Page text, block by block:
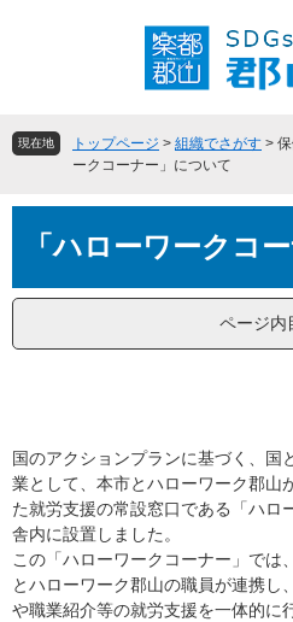
頭
飛
へ
現在地 トップページ > 組織でさがす >
ークコーナー」について
「ハローワークコ
ページ内
国のアクションプランに基づく、国
業として、本市とハローワーク郡山
た就労支援の常設窓口である「ハロ
舎内に設置しました。
この「ハローワークコーナー」では
とハローワーク郡山の職員が連携し
や職業紹介等の就労支援を一体的に